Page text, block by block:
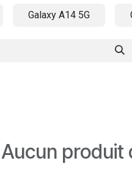
Galaxy A14 5G
Aucun produit